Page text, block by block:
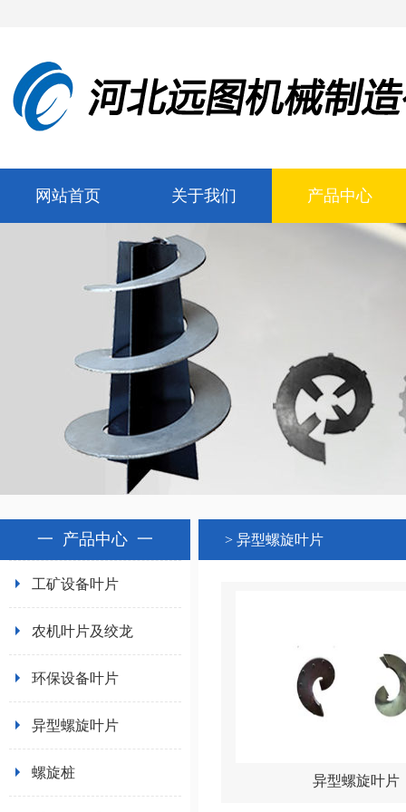
网站首页 关于我们 产品中心
一 产品中心 一
工矿设备叶片
农机叶片及绞龙
环保设备叶片
异型螺旋叶片
螺旋桩
> 异型螺旋叶片
异型螺旋叶片